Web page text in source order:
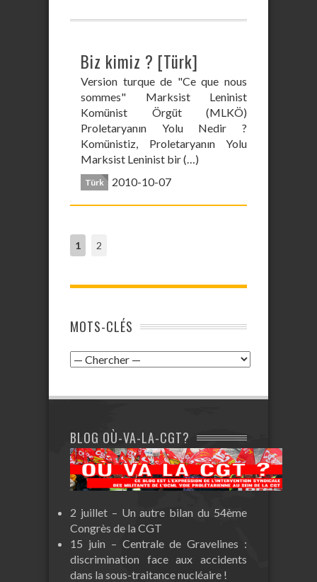
Biz kimiz ? [Türk]
Version turque de "Ce que nous
sommes" Marksist Leninist
Komünist Örgüt (MLKÖ)
Proletaryanın Yolu Nedir ?
Komünistiz, Proletaryanın Yolu
Marksist Leninist bir (…)
Türk 2010-10-07
1 2
MOTS-CLÉS
BLOG OÙ-VA-LA-CGT?
2 juillet – Un autre bilan du 54ème
Congrès de la CGT
15 juin – Centrale de Gravelines :
discrimination face aux accidents
dans la sous-traitance nucléaire !